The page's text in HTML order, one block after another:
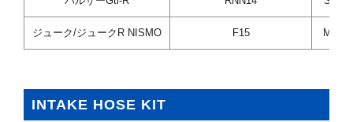
ジューク/ジュークR NISMO F15
INTAKE HOSE KIT